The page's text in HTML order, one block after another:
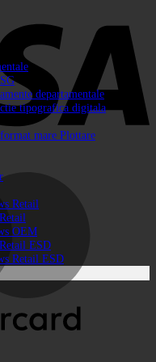
departamentale
tipografica digitala
mare Plottare
Retail
OEM
ESD
Retail ESD